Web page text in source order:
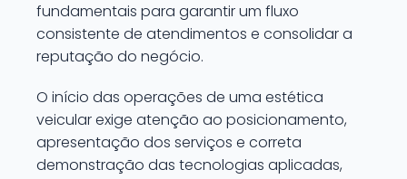
fundamentais para garantir um fluxo
consistente de atendimentos e consolidar a
reputação do negócio.
O início das operações de uma estética
veicular exige atenção ao posicionamento,
apresentação dos serviços e correta
demonstração das tecnologias aplicadas,